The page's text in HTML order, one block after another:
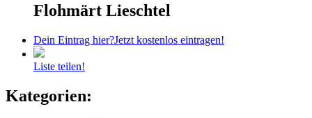
Flohmärt Lieschtel
Dein Eintrag hier?Jetzt kostenlos eintragen!
Liste teilen!
Kategorien: